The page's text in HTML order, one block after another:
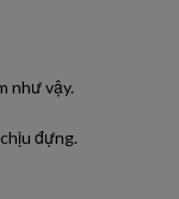
như vậy.
đựng.